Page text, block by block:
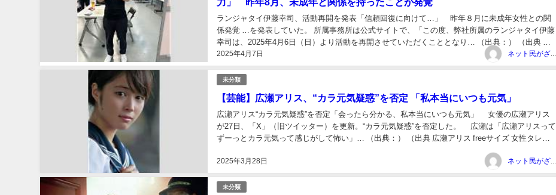
2025年4月7日
ランジャタイ伊藤幸司、活動再開を発表「信頼回復に向けて…」 昨年８月に未成年女性との関
係発覚 …を発表していた。 所属事務所は公式サイトで、「この度、弊社所属のランジャタイ伊藤
幸司は、2025年4月6日（日）より活動を再開させていただくこととなり… （出典：） （出典 ラ
ンジャタイ 伊藤幸司 on Twitter:） ...
ネット民がざわついた芸能人
未分類
【芸能】広瀬アリス、“カラ元気疑惑”を否定 「私本当にいつも元気」
2025年3月28日
広瀬アリス“カラ元気疑惑”を否定「会ったら分かる、私本当にいつも元気」 女優の広瀬アリス
が27日、「X」（旧ツイッター）を更新。“カラ元気疑惑”を否定した。 広瀬は「広瀬アリスって
ずーっとカラ元気って感じがして怖い」… （出典：） （出典 広瀬アリス freeサイズ 女性タレン
未分類